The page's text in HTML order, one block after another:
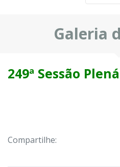
Galeria
249ª Sessão
Compartilhe: